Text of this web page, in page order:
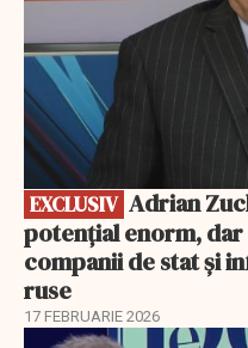
EXCLUSIV
potențial enorm,
companii de stat și
ruse
17 FEBRUARIE 2026